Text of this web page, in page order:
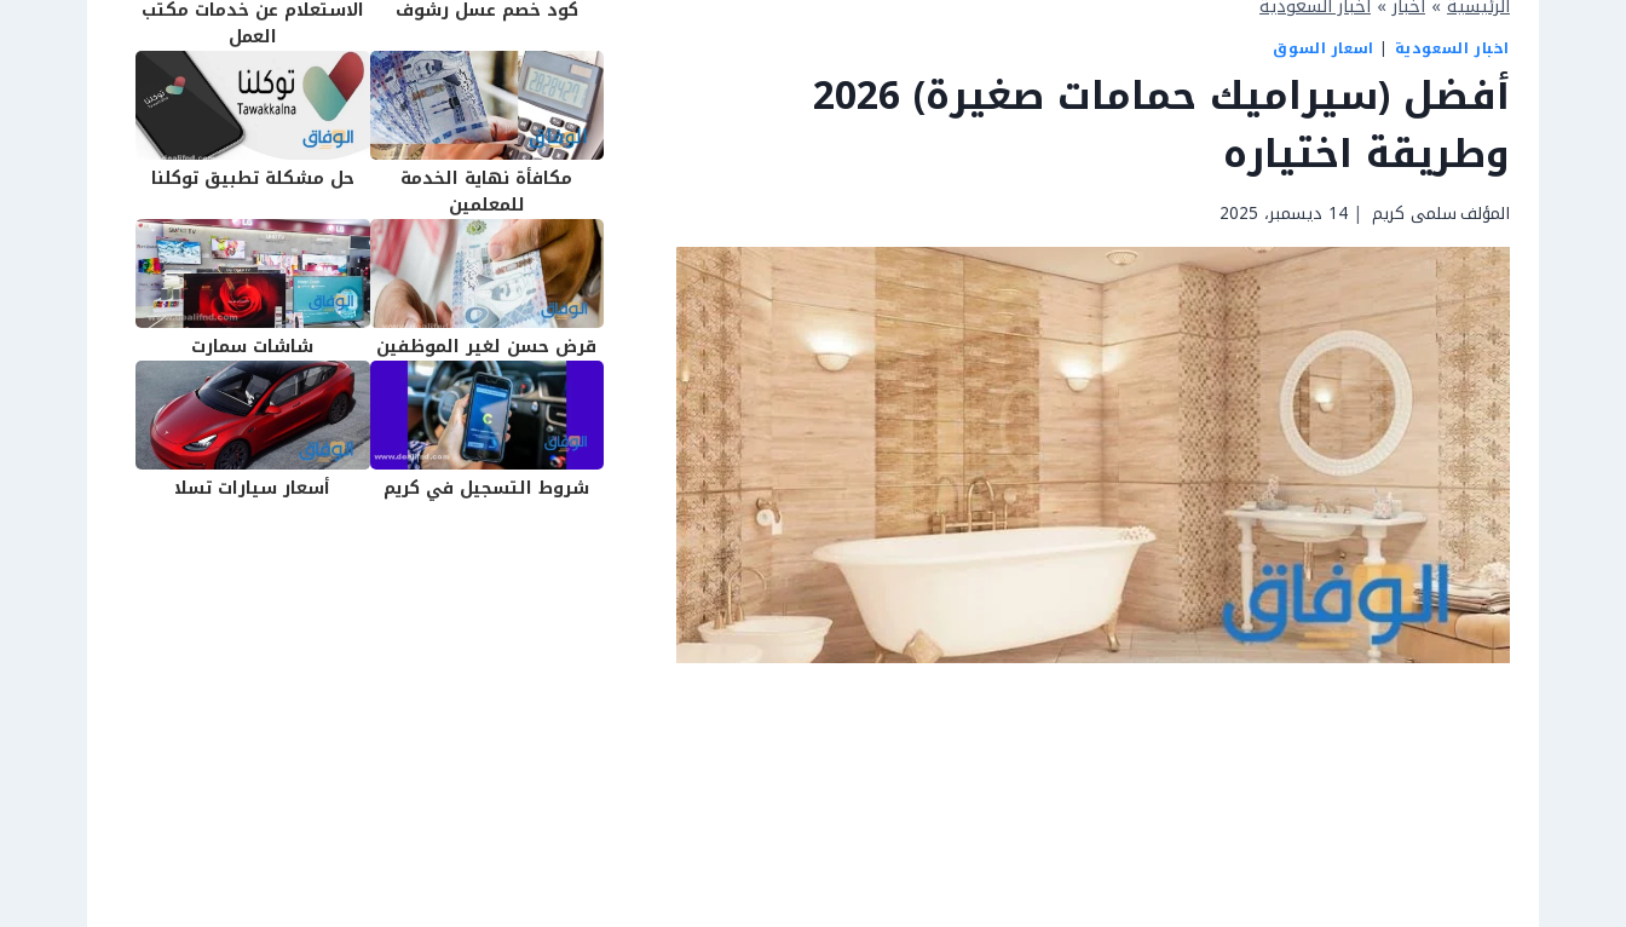
اخبار السعودية | اسعار السوق
أفضل (سيراميك حمامات صغيرة) 2026
وطريقة اختياره
المؤلفسلمى كريم 14 ديسمبر، 2025
كود خصم عسل رشوف
الاستعلام عن خدمات مكتب
العمل
مكافأة نهاية الخدمة
للمعلمين
حل مشكلة تطبيق توكلنا
قرض حسن لغير الموظفين شاشات سمارت
شروط التسجيل في كريم أسعار سيارات تسلا